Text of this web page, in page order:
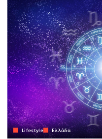
Lifestyle Ελλάδα